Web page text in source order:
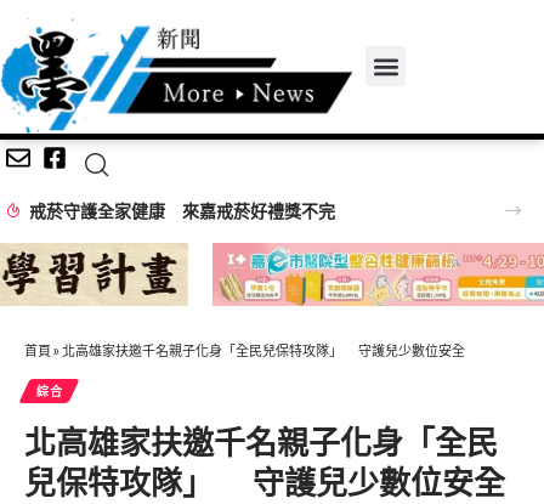
首頁 » 北高雄家扶邀千名親子化身「全民兒保特攻隊」 守護兒少數位安全
綜合
北高雄家扶邀千名親子化身「全民
兒保特攻隊」 守護兒少數位安全